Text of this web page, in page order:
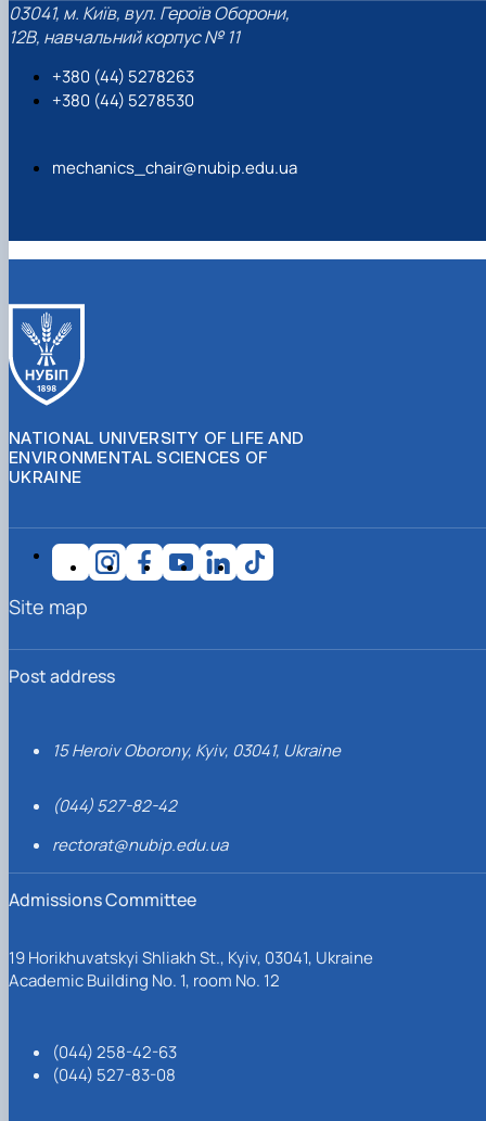
03041, м. Київ, вул. Героїв Оборони,
12B, навчальний корпус № 11
+380 (44) 5278263
+380 (44) 5278530
mechanics_chair@nubip.edu.ua
NATIONAL UNIVERSITY OF LIFE AND
ENVIRONMENTAL SCIENCES OF
UKRAINE
Post address
15 Heroiv Oborony, Kyiv, 03041, Ukraine
(044) 527-82-42
rectorat@nubip.edu.ua
Admissions Committee
19 Horikhuvatskyi Shliakh St., Kyiv, 03041, Ukraine
Academic Building No. 1, room No. 12
(044) 258-42-63
(044) 527-83-08
Site map